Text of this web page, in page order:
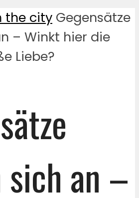
the city Gegensätze
– Winkt hier die
Liebe?
sich an –